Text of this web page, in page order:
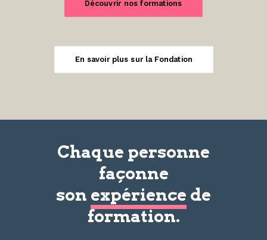
Découvrir nos formations
En savoir plus sur la Fondation
Chaque personne
façonne
son expérience de
formation.